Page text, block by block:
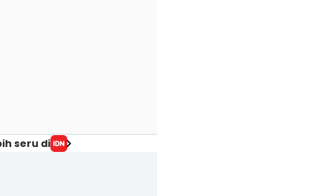
seru di